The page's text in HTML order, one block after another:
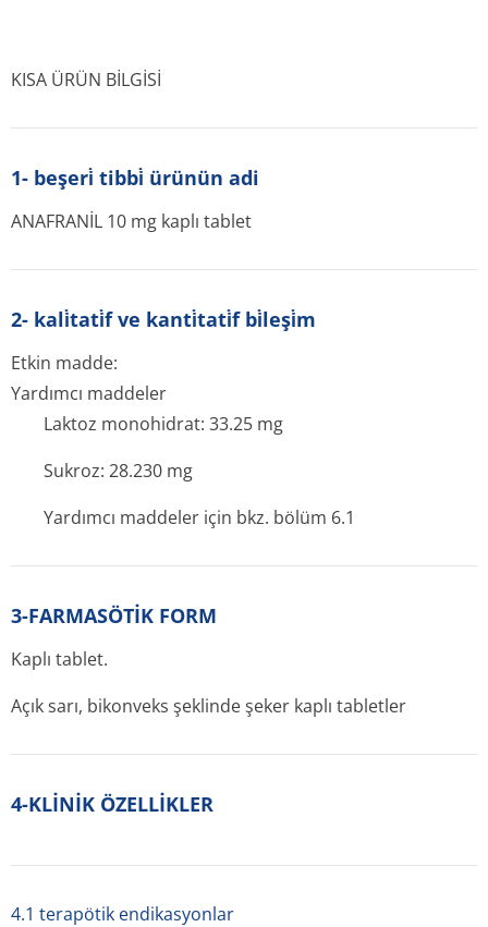
KISA ÜRÜN BİLGİSİ
1- beşeri̇ tibbi̇ ürünün adi
ANAFRANİL 10 mg kaplı tablet
2- kali̇tati̇f ve kanti̇tati̇f bi̇leşi̇m
Etkin madde:
Yardımcı maddeler
Laktoz monohidrat: 33.25 mg
Sukroz: 28.230 mg
Yardımcı maddeler için bkz. bölüm 6.1
3-FARMASÖTİK FORM
Kaplı tablet.
Açık sarı, bikonveks şeklinde şeker kaplı tabletler
4-KLİNİK ÖZELLİKLER
4.1 terapötik endikasyonlar